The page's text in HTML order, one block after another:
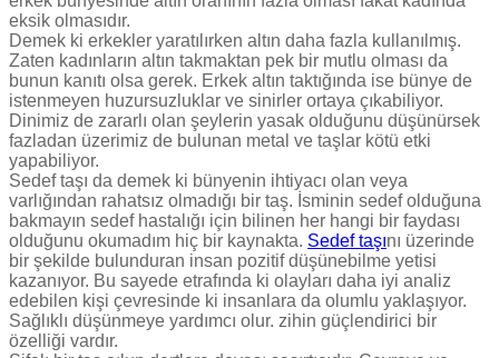
eksik olmasıdır.
Demek ki erkekler yaratılırken altın daha fazla kullanılmış.
Zaten kadınların altın takmaktan pek bir mutlu olması da
bunun kanıtı olsa gerek. Erkek altın taktığında ise bünye de
istenmeyen huzursuzluklar ve sinirler ortaya çıkabiliyor.
Dinimiz de zararlı olan şeylerin yasak olduğunu düşünürsek
fazladan üzerimiz de bulunan metal ve taşlar kötü etki
yapabiliyor.
Sedef taşı da demek ki bünyenin ihtiyacı olan veya
varlığından rahatsız olmadığı bir taş. İsminin sedef olduğuna
bakmayın sedef hastalığı için bilinen her hangi bir faydası
olduğunu okumadım hiç bir kaynakta. Sedef taşını üzerinde
bir şekilde bulunduran insan pozitif düşünebilme yetisi
kazanıyor. Bu sayede etrafında ki olayları daha iyi analiz
edebilen kişi çevresinde ki insanlara da olumlu yaklaşıyor.
Sağlıklı düşünmeye yardımcı olur. zihin güçlendirici bir
özelliği vardır.